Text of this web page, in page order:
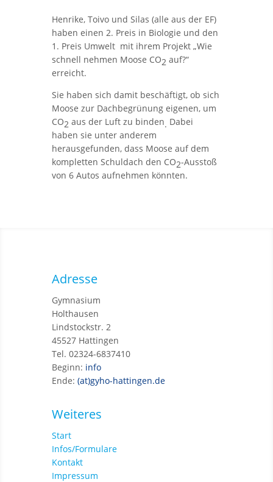
Henrike, Toivo und Silas (alle aus der EF)
haben einen 2. Preis in Biologie und den
1. Preis Umwelt mit ihrem Projekt „Wie
schnell nehmen Moose CO2 auf?“
erreicht.
Sie haben sich damit beschäftigt, ob sich
Moose zur Dachbegrünung eigenen, um
CO2 aus der Luft zu binden. Dabei
haben sie unter anderem
herausgefunden, dass Moose auf dem
kompletten Schuldach den CO2-Ausstoß
von 6 Autos aufnehmen könnten.
Adresse
Gymnasium
Holthausen
Lindstockstr. 2
45527 Hattingen
Tel. 02324-6837410
Beginn: info
Ende: (at)gyho-hattingen.de
Weiteres
Start
Infos/Formulare
Kontakt
Impressum